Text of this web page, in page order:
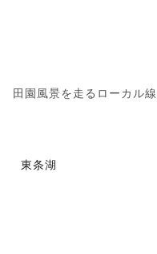
田園風景を走るローカル線
東条湖